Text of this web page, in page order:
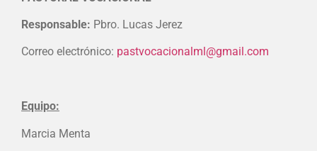
Responsable: Pbro. Lucas Jerez
Correo electrónico: pastvocacionalml@gmail.com
Equipo:
Marcia Menta